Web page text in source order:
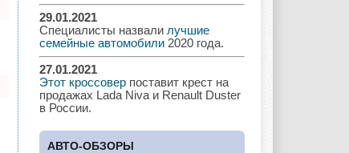
Ferrari Fiat Ford
Great Wall
29.01.2021
Специалисты назвали лучшие
семейные автомобили 2020 года.
27.01.2021
Этот кроссовер поставит крест на
продажах Lada Niva и Renault Duster
в России.
АВТО-ОБЗОРЫ